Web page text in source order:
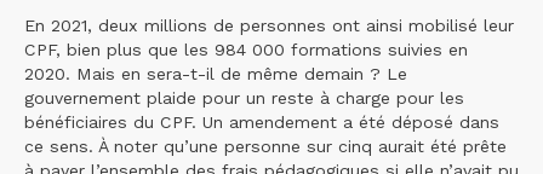
En 2021, deux millions de personnes ont ainsi mobilisé leur
CPF, bien plus que les 984 000 formations suivies en
2020. Mais en sera-t-il de même demain ? Le
gouvernement plaide pour un reste à charge pour les
bénéficiaires du CPF. Un amendement a été déposé dans
ce sens. À noter qu’une personne sur cinq aurait été prête